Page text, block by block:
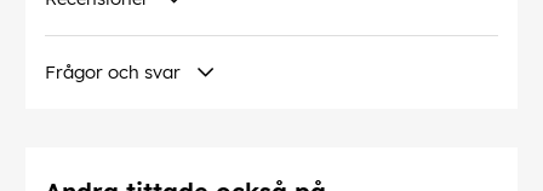
Frågor och svar